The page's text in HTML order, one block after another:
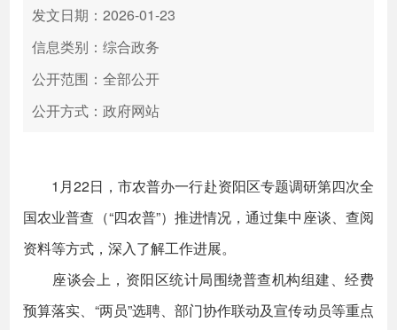
高效办成一件事
发文日期：2026-01-23
信息类别：综合政务
公开范围：全部公开
公开方式：政府网站
1月22日，市农普办一行赴资阳区专题调研第四次全
国农业普查（“四农普”）推进情况，通过集中座谈、查阅
资料等方式，深入了解工作进展。
座谈会上，资阳区统计局围绕普查机构组建、经费
预算落实、“两员”选聘、部门协作联动及宣传动员等重点